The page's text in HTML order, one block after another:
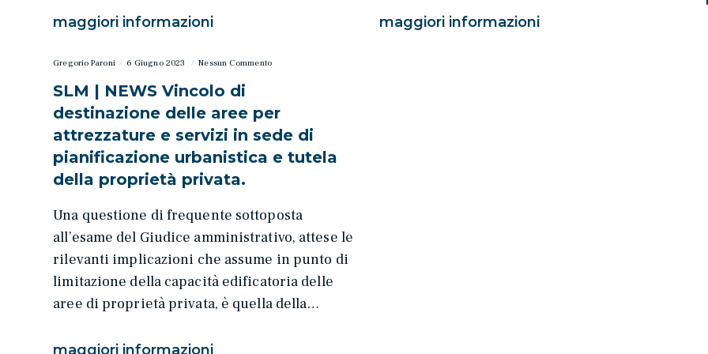
maggiori informazioni maggiori informazioni
Gregorio Paroni 6 Giugno 2023 Nessun Commento
SLM | NEWS Vincolo di
destinazione delle aree per
attrezzature e servizi in sede di
pianificazione urbanistica e tutela
della proprietà privata.
Una questione di frequente sottoposta
all’esame del Giudice amministrativo, attese le
rilevanti implicazioni che assume in punto di
limitazione della capacità edificatoria delle
aree di proprietà privata, è quella della…
maggiori informazioni